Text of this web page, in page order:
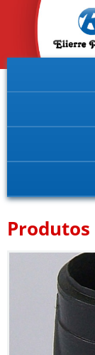
Produtos